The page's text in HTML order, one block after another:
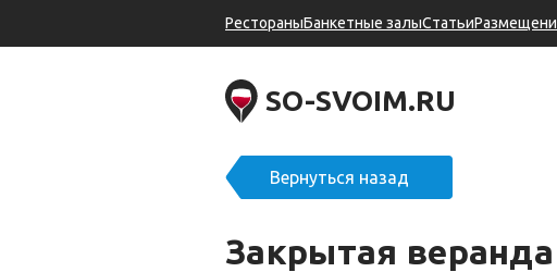
РестораныБанкетные залыСтатьи
SO-SVOIM.RU
Вернуться назад
Закрытая